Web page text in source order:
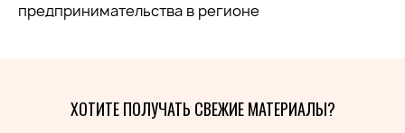
предпринимательства в регионе
ХОТИТЕ ПОЛУЧАТЬ СВЕЖИЕ МАТЕРИАЛЫ?